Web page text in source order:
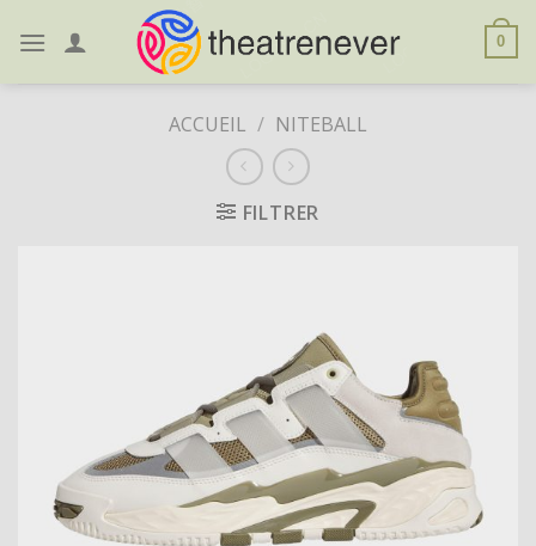
0
ACCUEIL / NITEBALL
FILTRER